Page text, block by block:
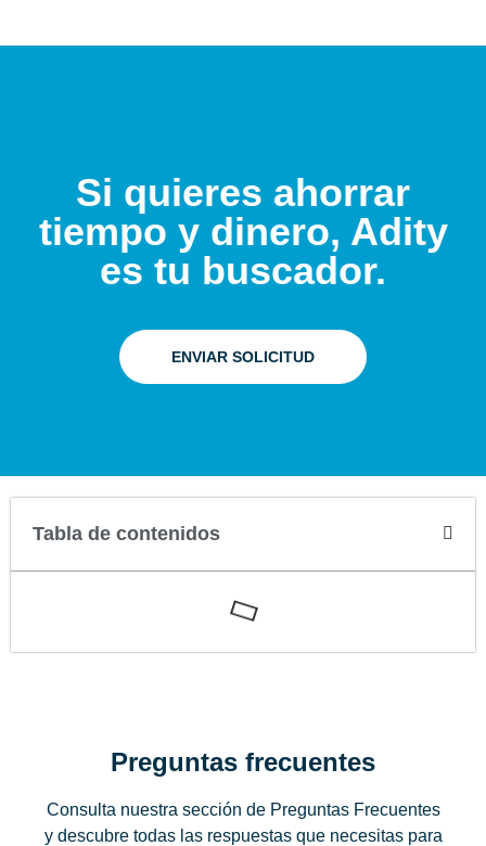
Si quieres ahorrar
tiempo y dinero, Adity
es tu buscador.
ENVIAR SOLICITUD
Tabla de contenidos
Preguntas frecuentes
Consulta nuestra sección de Preguntas Frecuentes
y descubre todas las respuestas que necesitas para